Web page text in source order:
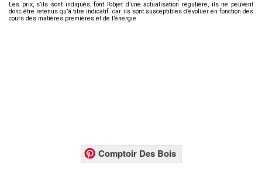
Les prix, s’ils sont indiqués, font l’objet d’une actualisation régulière, ils ne peuvent
donc être retenus qu’à titre indicatif. car ils sont susceptibles d’évoluer en fonction des
cours des matières premières et de l’énergie
Comptoir Des Bois